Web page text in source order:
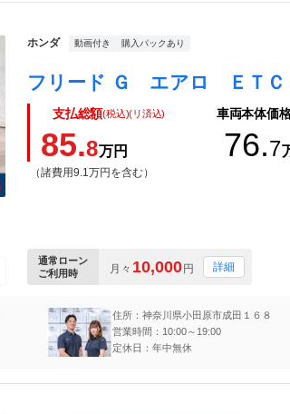
ホンダ 動画付き 購入パックあり
支払総額(税込)(リ済込)
85.8万円
（諸費用9.1万円を含む）
車両本体価
76.7
通常ローン
ご利用時
月々 10,000円 詳細
住所：神奈川県小田原市成田１６８
営業時間：10:00～19:00
定休日：年中無休